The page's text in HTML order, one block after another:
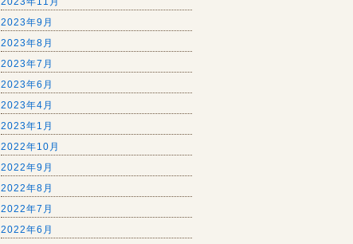
2023年9月
2023年8月
2023年7月
2023年6月
2023年4月
2023年1月
2022年10月
2022年9月
2022年8月
2022年7月
2022年6月